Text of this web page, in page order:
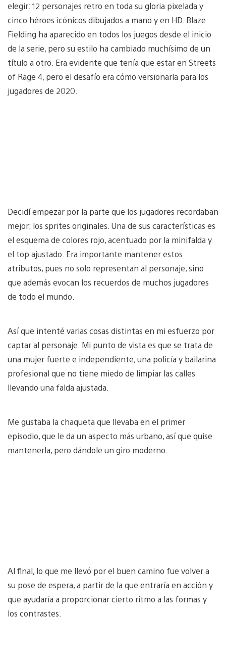
elegir: 12 personajes retro en toda su gloria pixelada y
cinco héroes icónicos dibujados a mano y en HD. Blaze
Fielding ha aparecido en todos los juegos desde el inicio
de la serie, pero su estilo ha cambiado muchísimo de un
título a otro. Era evidente que tenía que estar en Streets
of Rage 4, pero el desafío era cómo versionarla para los
jugadores de 2020.
Decidí empezar por la parte que los jugadores recordaban
mejor: los sprites originales. Una de sus características es
el esquema de colores rojo, acentuado por la minifalda y
el top ajustado. Era importante mantener estos
atributos, pues no solo representan al personaje, sino
que además evocan los recuerdos de muchos jugadores
de todo el mundo.
Así que intenté varias cosas distintas en mi esfuerzo por
captar al personaje. Mi punto de vista es que se trata de
una mujer fuerte e independiente, una policía y bailarina
profesional que no tiene miedo de limpiar las calles
llevando una falda ajustada.
Me gustaba la chaqueta que llevaba en el primer
episodio, que le da un aspecto más urbano, así que quise
mantenerla, pero dándole un giro moderno.
Al final, lo que me llevó por el buen camino fue volver a
su pose de espera, a partir de la que entraría en acción y
que ayudaría a proporcionar cierto ritmo a las formas y
los contrastes.